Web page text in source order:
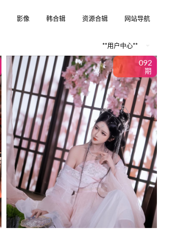
影像 韩合辑 资源合辑 网站导航
**用户中心**
092
期